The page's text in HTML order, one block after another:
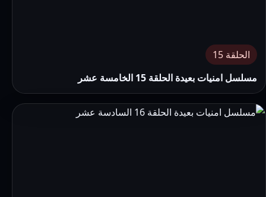
الحلقة 15
مسلسل امنيات بعيدة الحلقة 15 الخامسة عشر